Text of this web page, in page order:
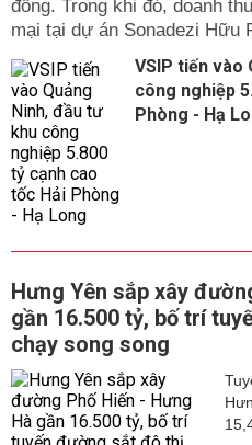
đồng. Trong khi đó, doanh
mại tại dự án Sonadezi Hữu
VSIP tiến vào
công nghiệp
Phòng - Hạ
Hưng Yên sắp xây
gần 16.500 tỷ, bố trí
chạy song song